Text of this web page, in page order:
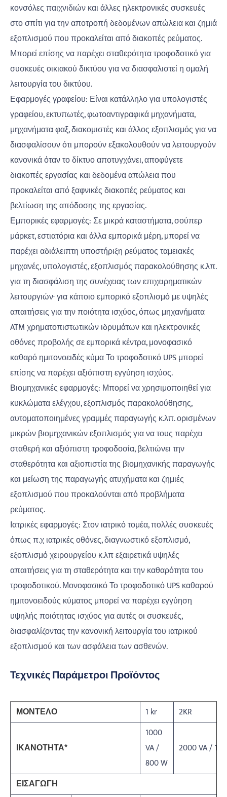
κονσόλες παιχνιδιών και άλλες ηλεκτρονικές συσκευές
στο σπίτι για την αποτροπή δεδομένων απώλεια και ζημιά
εξοπλισμού που προκαλείται από διακοπές ρεύματος.
Μπορεί επίσης να παρέχει σταθερότητα τροφοδοτικό για
συσκευές οικιακού δικτύου για να διασφαλιστεί η ομαλή
λειτουργία του δικτύου.
Εφαρμογές γραφείου: Είναι κατάλληλο για υπολογιστές
γραφείου, εκτυπωτές, φωτοαντιγραφικά μηχανήματα,
μηχανήματα φαξ, διακομιστές και άλλος εξοπλισμός για να
διασφαλίσουν ότι μπορούν εξακολουθούν να λειτουργούν
κανονικά όταν το δίκτυο αποτυγχάνει, αποφύγετε
διακοπές εργασίας και δεδομένα απώλεια που
προκαλείται από ξαφνικές διακοπές ρεύματος και
βελτίωση της απόδοσης της εργασίας.
Εμπορικές εφαρμογές: Σε μικρά καταστήματα, σούπερ
μάρκετ, εστιατόρια και άλλα εμπορικά μέρη, μπορεί να
παρέχει αδιάλειπτη υποστήριξη ρεύματος ταμειακές
μηχανές, υπολογιστές, εξοπλισμός παρακολούθησης κ.λπ.
για τη διασφάλιση της συνέχειας των επιχειρηματικών
λειτουργιών· για κάποιο εμπορικό εξοπλισμό με υψηλές
απαιτήσεις για την ποιότητα ισχύος, όπως μηχανήματα
ATM χρηματοπιστωτικών ιδρυμάτων και ηλεκτρονικές
οθόνες προβολής σε εμπορικά κέντρα, μονοφασικό
καθαρό ημιτονοειδές κύμα Το τροφοδοτικό UPS μπορεί
επίσης να παρέχει αξιόπιστη εγγύηση ισχύος.
Βιομηχανικές εφαρμογές: Μπορεί να χρησιμοποιηθεί για
κυκλώματα ελέγχου, εξοπλισμός παρακολούθησης,
αυτοματοποιημένες γραμμές παραγωγής κ.λπ. ορισμένων
μικρών βιομηχανικών εξοπλισμός για να τους παρέχει
σταθερή και αξιόπιστη τροφοδοσία, βελτιώνει την
σταθερότητα και αξιοπιστία της βιομηχανικής παραγωγής
και μείωση της παραγωγής ατυχήματα και ζημιές
εξοπλισμού που προκαλούνται από προβλήματα
ρεύματος.
Ιατρικές εφαρμογές: Στον ιατρικό τομέα, πολλές συσκευές
όπως π.χ ιατρικές οθόνες, διαγνωστικό εξοπλισμό,
εξοπλισμό χειρουργείου κ.λπ εξαιρετικά υψηλές
απαιτήσεις για τη σταθερότητα και την καθαρότητα του
τροφοδοτικού. Μονοφασικό Το τροφοδοτικό UPS καθαρού
ημιτονοειδούς κύματος μπορεί να παρέχει εγγύηση
υψηλής ποιότητας ισχύος για αυτές οι συσκευές,
διασφαλίζοντας την κανονική λειτουργία του ιατρικού
εξοπλισμού και των ασφάλεια των ασθενών.
Τεχνικές Παράμετροι Προϊόντος
ΜΟΝΤΕΛΟ 1 kr 2KR
ΙΚΑΝΟΤΗΤΑ*
1000
VA /
800 W
2000 VA /
ΕΙΣΑΓΩΓΗ